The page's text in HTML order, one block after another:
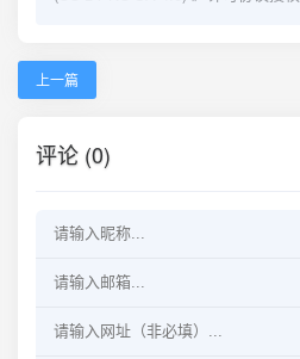
上一篇
评论 (0)